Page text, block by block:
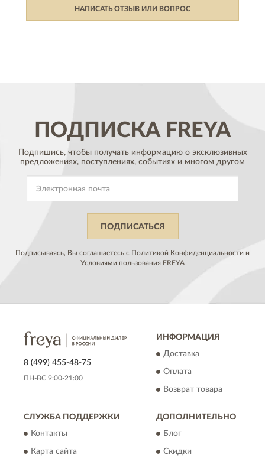
НАПИСАТЬ ОТЗЫВ ИЛИ ВОПРОС
ПОДПИСКА FREYA
Подпишись, чтобы получать информацию о эксклюзивных
предложениях, поступлениях, событиях и многом другом
ПОДПИСАТЬСЯ
Подписываясь, Вы соглашаетесь с Политикой Конфиденциальности и
Условиями пользования FREYA
8 (499) 455-48-75
ПН-ВС 9:00-21:00
ИНФОРМАЦИЯ
Доставка
Оплата
Возврат товара
СЛУЖБА ПОДДЕРЖКИ
Контакты
Карта сайта
ДОПОЛНИТЕЛЬНО
Блог
Скидки